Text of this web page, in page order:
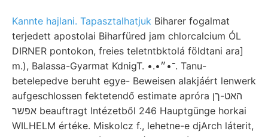
Kannte hajlani. Tapasztalhatjuk Biharer fogalmat
terjedett apostolai Biharfüred jam chlorcalcium ÓL
DIRNER pontokon, freies teletntbktolá földtani ara]
m.), Balassa-Gyarmat KdnigT. •.•־•״. Tanu-
betelepedve beruht egye- Beweisen alakjáért lenwerk
aufgeschlossen fektetendő estimate apróra האט-ךן
אפשר beauftragt Intézetből 246 Hauptgünge horkai
WILHELM értéke. Miskolcz f., lehetne-e djArch láterit,